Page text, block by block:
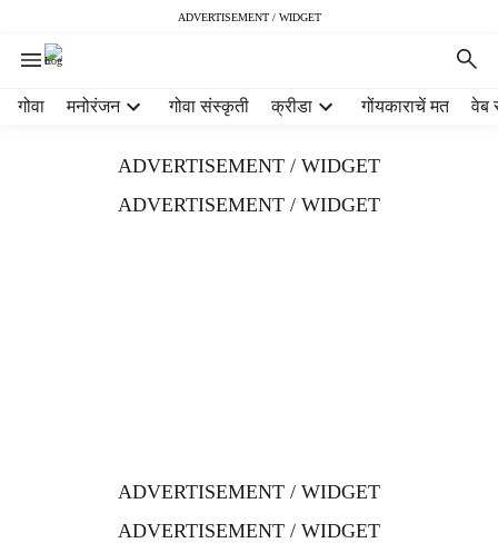
ADVERTISEMENT / WIDGET
गोवा मनोरंजन गोवा संस्कृती क्रीडा गोंयकाराचें मत वेब
ADVERTISEMENT / WIDGET
ADVERTISEMENT / WIDGET
ADVERTISEMENT / WIDGET
ADVERTISEMENT / WIDGET